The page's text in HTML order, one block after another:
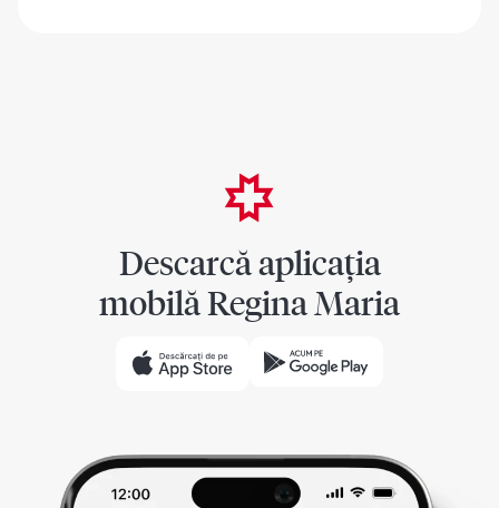
Descarcă aplicația
mobilă Regina Maria